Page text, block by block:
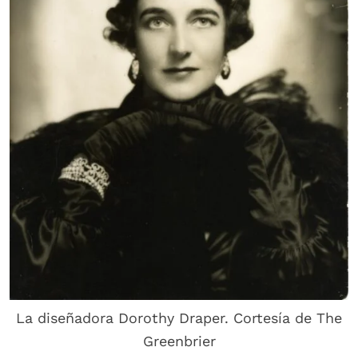
La diseñadora Dorothy Draper. Cortesía de The
Greenbrier